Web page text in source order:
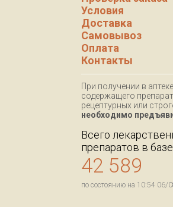
Условия
Доставка
Самовывоз
Оплата
Контакты
При получении в
содержащего
рецептурных или
необходимо
Всего
препаратов в
42 589
по состоянию на 10:54 06/